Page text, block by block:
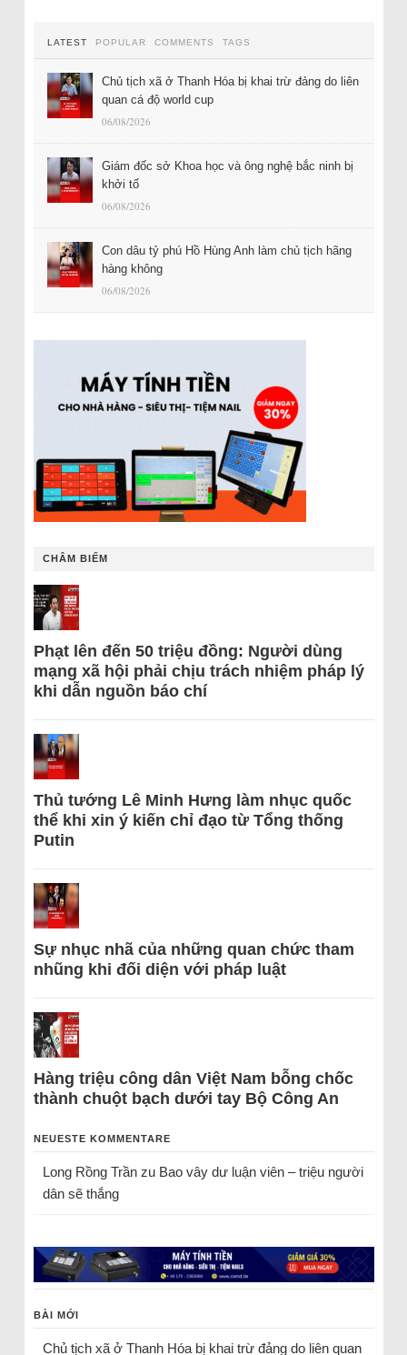
LATEST POPULAR COMMENTS TAGS
Chủ tịch xã ở Thanh Hóa bị khai trừ đảng do liên
quan cá độ world cup
06/08/2026
Giám đốc sở Khoa học và ông nghệ bắc ninh bị
khởi tố
06/08/2026
Con dâu tỷ phú Hồ Hùng Anh làm chủ tịch hãng
hàng không
06/08/2026
CHÂM BIẾM
Phạt lên đến 50 triệu đồng: Người dùng
mạng xã hội phải chịu trách nhiệm pháp lý
khi dẫn nguồn báo chí
Thủ tướng Lê Minh Hưng làm nhục quốc
thể khi xin ý kiến chỉ đạo từ Tổng thống
Putin
Sự nhục nhã của những quan chức tham
nhũng khi đối diện với pháp luật
Hàng triệu công dân Việt Nam bỗng chốc
thành chuột bạch dưới tay Bộ Công An
NEUESTE KOMMENTARE
Long Rồng Trầnzu Bao vây dư luận viên – triệu người
dân sẽ thắng
BÀI MỚI
Chủ tịch xã ở Thanh Hóa bị khai trừ đảng do liên quan